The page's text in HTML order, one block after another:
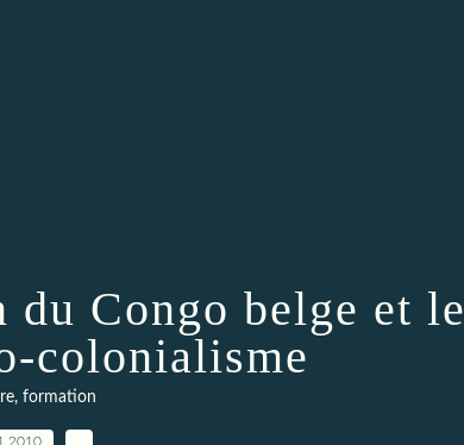
Congo belge et le
colonialisme
formation